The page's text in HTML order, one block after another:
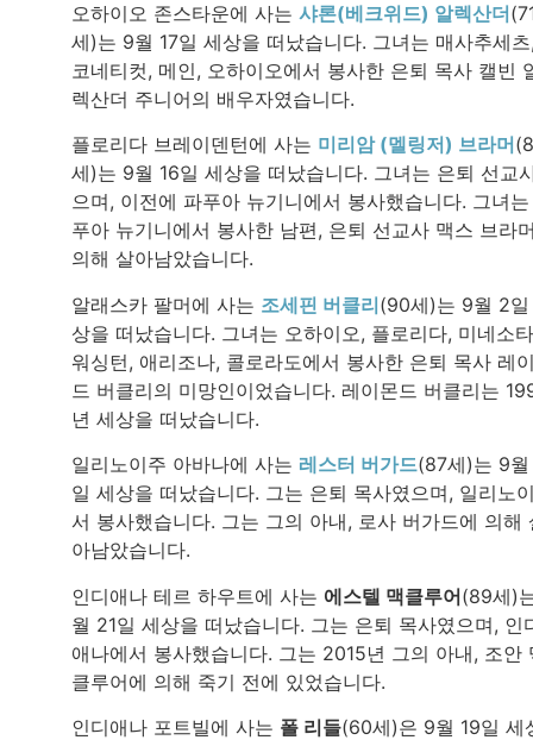
오하이오 존스타운에 사는 샤론(베크위드) 알렉산더
세)는 9월 17일 세상을 떠났습니다. 그녀는 매사추세
코네티컷, 메인, 오하이오에서 봉사한 은퇴 목사 캘빈
렉산더 주니어의 배우자였습니다.
플로리다 브레이덴턴에 사는 미리암 (멜링저) 브라머
세)는 9월 16일 세상을 떠났습니다. 그녀는 은퇴 선교
으며, 이전에 파푸아 뉴기니에서 봉사했습니다. 그녀
푸아 뉴기니에서 봉사한 남편, 은퇴 선교사 맥스 브라
의해 살아남았습니다.
알래스카 팔머에 사는 조세핀 버클리(90세)는 9월 2
상을 떠났습니다. 그녀는 오하이오, 플로리다, 미네소
워싱턴, 애리조나, 콜로라도에서 봉사한 은퇴 목사 레
드 버클리의 미망인이었습니다. 레이몬드 버클리는
년 세상을 떠났습니다.
일리노이주 아바나에 사는 레스터 버가드(87세)는 9월
일 세상을 떠났습니다. 그는 은퇴 목사였으며, 일리노
서 봉사했습니다. 그는 그의 아내, 로사 버가드에 의해
아남았습니다.
인디애나 테르 하우트에 사는 에스텔 맥클루어(89세)
월 21일 세상을 떠났습니다. 그는 은퇴 목사였으며, 인
애나에서 봉사했습니다. 그는 2015년 그의 아내, 조안
클루어에 의해 죽기 전에 있었습니다.
인디애나 포트빌에 사는 폴 리들(60세)은 9월 19일 세